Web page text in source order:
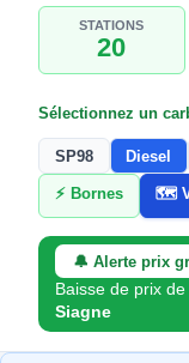
STATIONS
20
Sélectionnez un
SP98 Diesel
⚡ Bornes 🗺️
🔔 Alerte prix
Baisse de prix
Siagne